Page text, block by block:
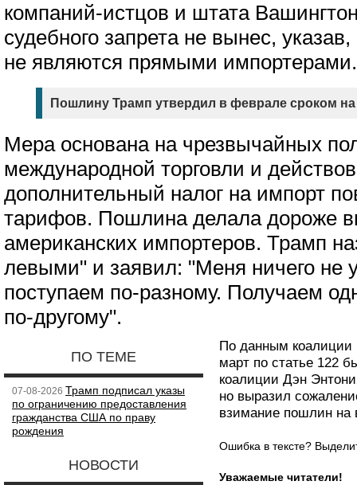
компаний-истцов и штата
судебного запрета не вынес,
не являются прямыми импортерами.
Пошлину Трамп утвердил в феврале сроком на
Мера основана на чрезвычайных
международной торговли и
дополнительный налог на импорт
тарифов. Пошлина делала дороже
американских импортеров. Трамп
левыми" и заявил: "Меня ничего не
поступаем по-разному. Получаем
по-другому".
ПО ТЕМЕ
07-08-2026 Трамп подписал указы
по ограничению предоставления
гражданства США по праву
рождения
НОВОСТИ
По данным коалиции
март по статье 122
коалиции Дэн
но выразил
взимание пошлин на
Ошибка в тексте?
Уважаемые читатели!